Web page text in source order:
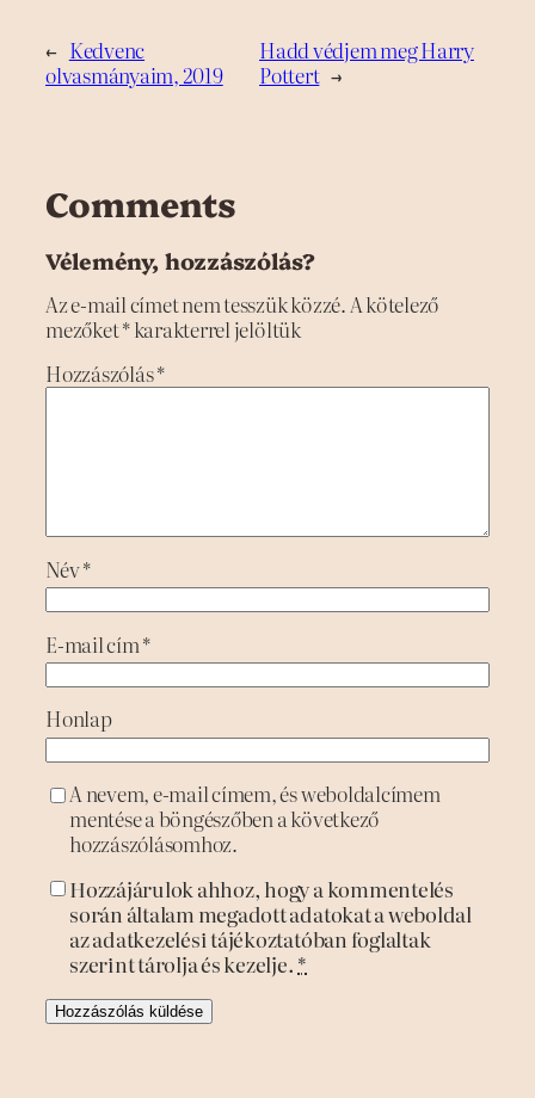
← Kedvenc
olvasmányaim, 2019
Hadd védjem meg Harry
Pottert →
Comments
Vélemény, hozzászólás?
Az e-mail címet nem tesszük közzé.A kötelező
mezőket*karakterrel jelöltük
Hozzászólás*
Név*
E-mail cím*
Honlap
A nevem, e-mail címem, és weboldalcímem
mentése a böngészőben a következő
hozzászólásomhoz.
Hozzájárulok ahhoz, hogy a kommentelés
során általam megadott adatokat a weboldal
az adatkezelési tájékoztatóban foglaltak
szerint tárolja és kezelje. *